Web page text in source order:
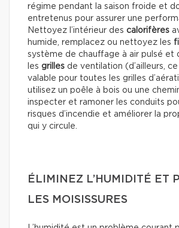
régime pendant la saison froide et
entretenus pour assurer une
Nettoyez l’intérieur des calorifères
humide, remplacez ou nettoyez les
système de chauffage à air pulsé et
les grilles de ventilation (d’ailleurs,
valable pour toutes les grilles
utilisez un poêle à bois ou une
inspecter et ramoner les conduits
risques d’incendie et améliorer la
qui y circule.
ÉLIMINEZ L’HUMIDITÉ ET
LES MOISISSURES